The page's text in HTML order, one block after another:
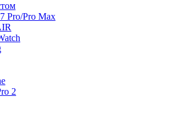
Pro/Pro Max
2